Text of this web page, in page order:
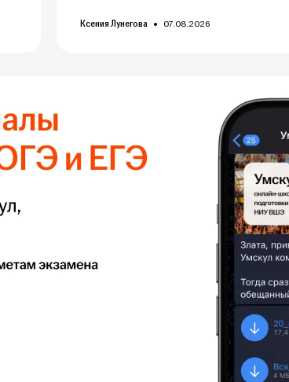
Ксения Лунегова 07.08.2026